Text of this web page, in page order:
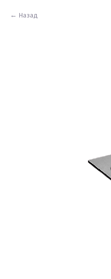
Назад